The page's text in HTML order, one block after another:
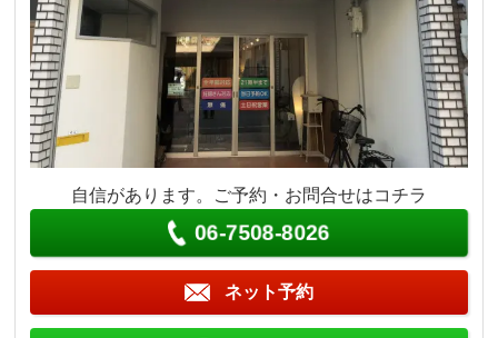
自信があります。ご予約・お問合せはコチラ
06-7508-8026
ネット予約